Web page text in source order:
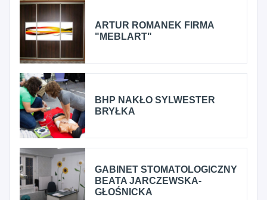
ARTUR ROMANEK FIRMA
"MEBLART"
BHP NAKŁO SYLWESTER
BRYŁKA
GABINET STOMATOLOGICZNY
BEATA JARCZEWSKA-
GŁOŚNICKA